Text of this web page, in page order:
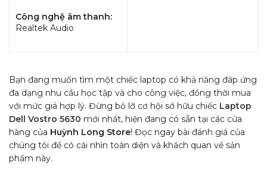
Công nghệ âm thanh:
Realtek Audio
Bạn đang muốn tìm một chiếc laptop có khả năng đáp ứng
đa dạng nhu cầu học tập và cho công việc, đồng thời mua
với mức giá hợp lý. Đừng bỏ lỡ cơ hội sở hữu chiếc Laptop
Dell Vostro 5630 mới nhất, hiện đang có sẵn tại các cửa
hàng của Huỳnh Long Store! Đọc ngay bài đánh giá của
chúng tôi để có cái nhìn toàn diện và khách quan về sản
phẩm này.